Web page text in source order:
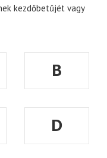
kezdőbetűjét vagy
B
D